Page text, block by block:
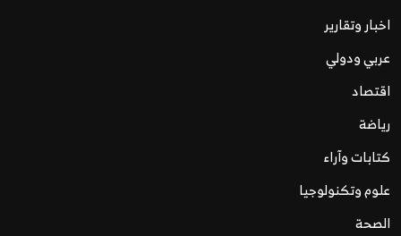
اخبار وتقارير
عربي ودولي
اقتصاد
رياضة
كتابات وآراء
علوم وتكنولوجيا
الصحة